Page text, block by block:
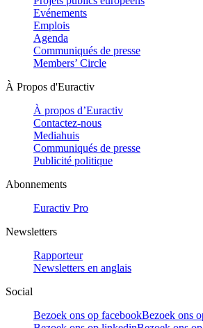
Evénements
Emplois
Agenda
Communiqués de presse
Members’ Circle
À Propos d'Euractiv
À propos d’Euractiv
Contactez-nous
Mediahuis
Communiqués de presse
Publicité politique
Abonnements
Euractiv Pro
Newsletters
Rapporteur
Newsletters en anglais
Social
Bezoek ons op facebookBezoek ons